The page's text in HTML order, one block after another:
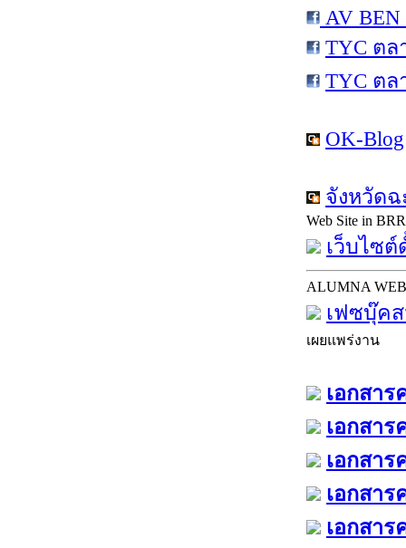
AV BEN
TYC ต
TYC ต
OK-
จังหวัดฉ
Web Site in BRR
เว็บไซต์
ALUMNA WEB
เฟซบุ๊ค
เผยแพร่งาน
เอกสา
เอกสา
เอกสา
เอกสา
เอกสา